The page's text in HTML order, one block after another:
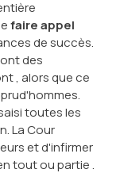
faire appel
de succès.
des
, alors que ce
toutes les
La Cour
et d'infirmer
tout ou partie .